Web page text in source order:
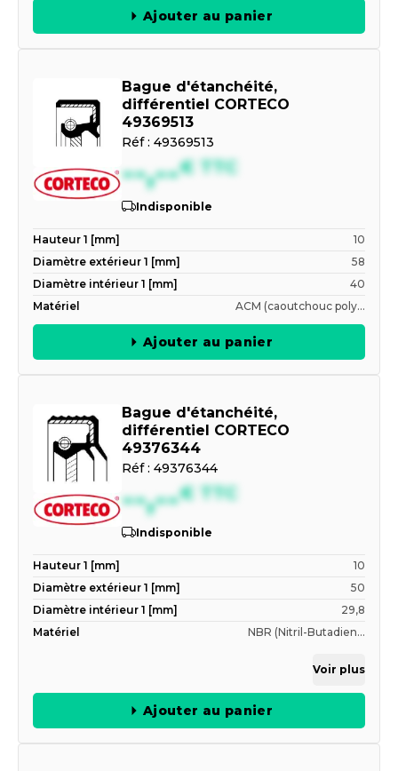
Ajouter au panier
Bague d'étanchéité,
différentiel CORTECO
49369513
Réf : 49369513
--,--€ TTC
Indisponible
Hauteur 1 [mm]
10
Diamètre extérieur 1 [mm]
58
Diamètre intérieur 1 [mm]
40
Matériel
ACM (caoutchouc poly...
Ajouter au panier
Bague d'étanchéité,
différentiel CORTECO
49376344
Réf : 49376344
--,--€ TTC
Indisponible
Hauteur 1 [mm]
10
Diamètre extérieur 1 [mm]
50
Diamètre intérieur 1 [mm]
29,8
Matériel
NBR (Nitril-Butadien...
Voir plus
Ajouter au panier